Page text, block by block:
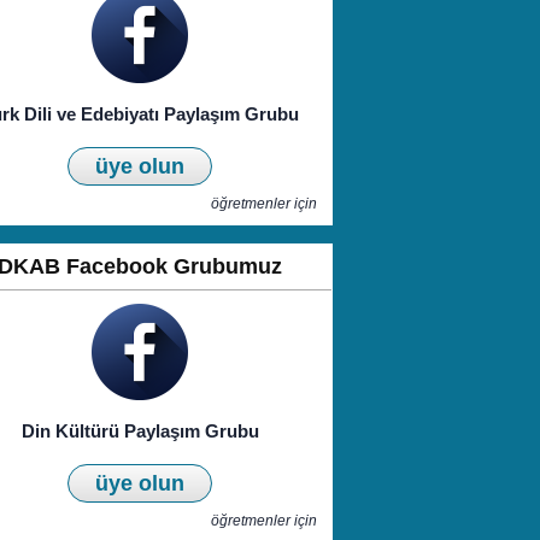
Dili ve Edebiyatı Paylaşım Grubu
üye olun
öğretmenler için
Facebook Grubumuz
Din Kültürü Paylaşım Grubu
üye olun
öğretmenler için